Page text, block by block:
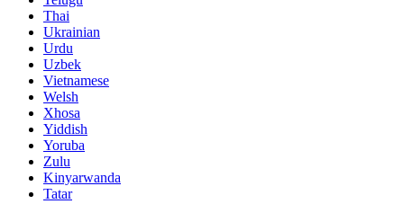
Thai
Ukrainian
Urdu
Uzbek
Vietnamese
Welsh
Xhosa
Yiddish
Yoruba
Zulu
Kinyarwanda
Tatar